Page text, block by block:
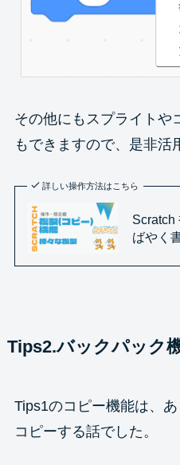
その他にもスプライトや
もできますので、是非活
詳しい操作方法はこちら
Scratch
ばやく
Tips2.バックパック
Tips1のコピー機能は、
コピーする話でした。